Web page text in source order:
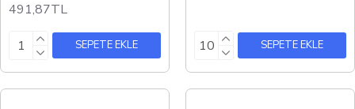
491,87TL
SEPETE EKLE SEPETE EKLE